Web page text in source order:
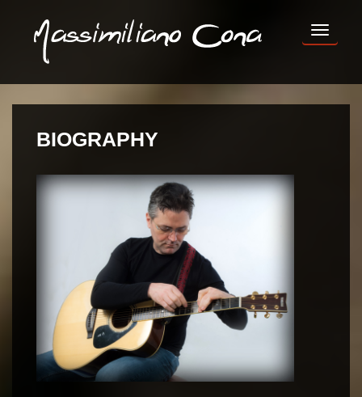
BIOGRAPHY